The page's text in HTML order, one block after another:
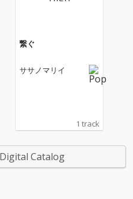
色」などを収録。
繋ぐ
ササノマリイ
1 track
Catalog